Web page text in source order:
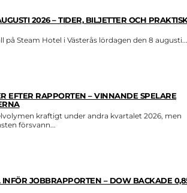
2026 – TIDER, BILJETTER OCH
på Steam Hotel i Västerås lördagen den 8 augusti...
EFTER RAPPORTEN – VINNANDE SPELARE
kraftigt under andra kvartalet 2026, men
försvann...
INFÖR JOBBRAPPORTEN – DOW BACKADE